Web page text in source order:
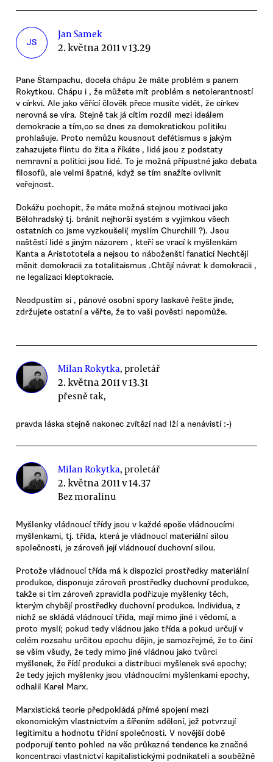
JS
Jan Samek
2. května 2011 v 13.29
Pane Štampachu, docela chápu že máte problém s panem
Rokytkou. Chápu i , že můžete mít problém s netolerantností
v církvi. Ale jako věřící člověk přece musíte vidět, že církev
nerovná se víra. Stejně tak já cítím rozdíl mezi ideálem
demokracie a tím,co se dnes za demokratickou politiku
prohlašuje. Proto nemůžu kousnout defétismus s jakým
zahazujete flintu do žita a říkáte , lidé jsou z podstaty
nemravní a politici jsou lidé. To je možná přípustné jako debata
filosofů, ale velmi špatné, když se tím snažíte ovlivnit
veřejnost.
Dokážu pochopit, že máte možná stejnou motivaci jako
Bělohradský tj. bránit nejhorší systém s vyjímkou všech
ostatních co jsme vyzkoušeli( myslím Churchill ?). Jsou
naštěstí lidé s jiným názorem , kteří se vrací k myšlenkám
Kanta a Aristototela a nejsou to náboženští fanatici Nechtějí
měnit demokracii za totalitaismus .Chtějí návrat k demokracii ,
ne legalizaci kleptokracie.
Neodpustím si , pánové osobní spory laskavě řešte jinde,
zdržujete ostatní a věřte, že to vaši pověsti nepomůže.
Milan Rokytka, proletář
2. května 2011 v 13.31
přesně tak,
pravda láska stejně nakonec zvítězí nad lží a nenávistí :-)
Milan Rokytka, proletář
2. května 2011 v 14.37
Bez moralinu
Myšlenky vládnoucí třídy jsou v každé epoše vládnoucími
myšlenkami, tj. třída, která je vládnoucí materiální silou
společnosti, je zároveň její vládnoucí duchovní silou.
Protože vládnoucí třída má k dispozici prostředky materiální
produkce, disponuje zároveň prostředky duchovní produkce,
takže si tím zároveň zpravidla podřizuje myšlenky těch,
kterým chybějí prostředky duchovní produkce. Individua, z
nichž se skládá vládnoucí třída, mají mimo jiné i vědomí, a
proto myslí; pokud tedy vládnou jako třída a pokud určují v
celém rozsahu určitou epochu dějin, je samozřejmé, že to činí
se vším všudy, že tedy mimo jiné vládnou jako tvůrci
myšlenek, že řídí produkci a distribuci myšlenek své epochy;
že tedy jejich myšlenky jsou vládnoucími myšlenkami epochy,
odhalil Karel Marx.
Marxistická teorie předpokládá přímé spojení mezi
ekonomickým vlastnictvím a šířením sdělení, jež potvrzují
legitimitu a hodnotu třídní společnosti. V novější době
podporují tento pohled na věc průkazné tendence ke značné
koncentraci vlastnictví kapitalistickými podnikateli a souběžně